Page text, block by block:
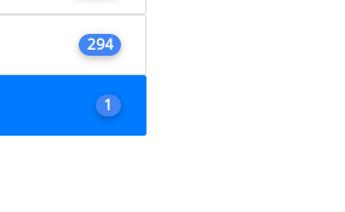
294
1